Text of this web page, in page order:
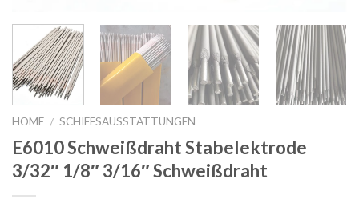
HOME / SCHIFFSAUSSTATTUNGEN
E6010 Schweißdraht Stabelektrode
3/32″ 1/8″ 3/16″ Schweißdraht